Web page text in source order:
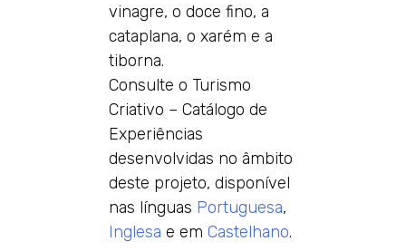
vinagre, o doce fino, a
cataplana, o xarém e a
tiborna.
Consulte o Turismo
Criativo – Catálogo de
Experiências
desenvolvidas no âmbito
deste projeto, disponível
nas línguas Portuguesa,
Inglesa e em Castelhano.